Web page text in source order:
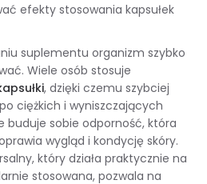
efekty stosowania kapsułek
suplementu organizm szybko
Wiele osób stosuje
, dzięki czemu szybciej
ciężkich i wyniszczających
buduje sobie odporność, która
wygląd i kondycję skóry.
który działa praktycznie na
stosowana, pozwala na